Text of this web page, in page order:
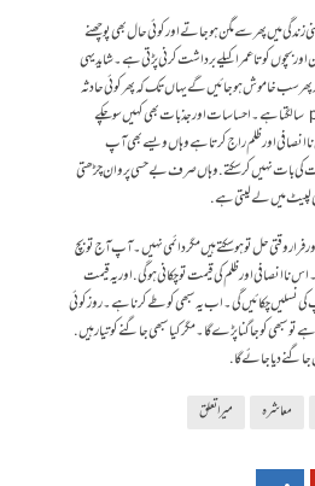
زندگی میں پھر سے مگن ہو جاتے اور کوئی حال بھی پوچھنے
بچوں کو تا عمر اکیلے برداشت کرنی پڑتی ہے۔ شاید یہی
پھر سب خاموش ہو جائیں گے یہاں تک کہ پھر کوئی حادثہ
پیش آئے ۔ اب تو یہ ایک pattern سا لگتا ہے۔ احساسات اور جذبات بھی کہیں سو چکے
اور ظلم راج کرتا ہے وہاں ویسے بھی آپ
کی بات نہیں کر سکتے. وہاں صرف بےحسی پروان چڑھتی
میں لے لیتی ہے.
وقتی حل تو ہو سکتے ہیں مگر دائمی نہیں۔ آپ آج تو بچ
اس ناانصافی اور ظلم کی قیمت تو چکانی ہو گی.اور یہ قیمت
چکائیں گی ۔ اب یہ سبھی کو طے کرنا ہے ۔ روز کوئی
تو سبھی کو جاگنا پڑے گا۔ مگر کیا سبھی جاگنے کو تیار ہیں.
دیا جائے گا.
معاشرہ میرا تعلق